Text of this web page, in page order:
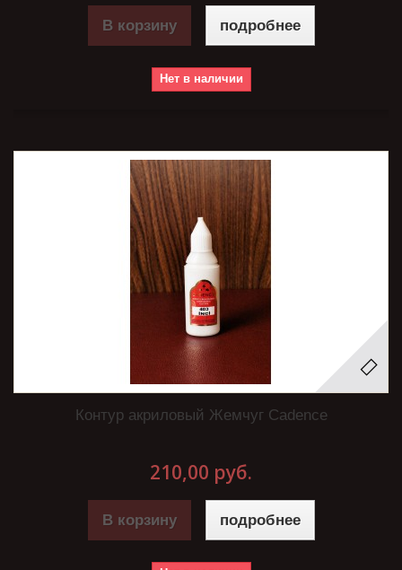
В корзину подробнее
Нет в наличии
Контур акриловый Жемчуг Cadence
210,00 руб.
В корзину подробнее